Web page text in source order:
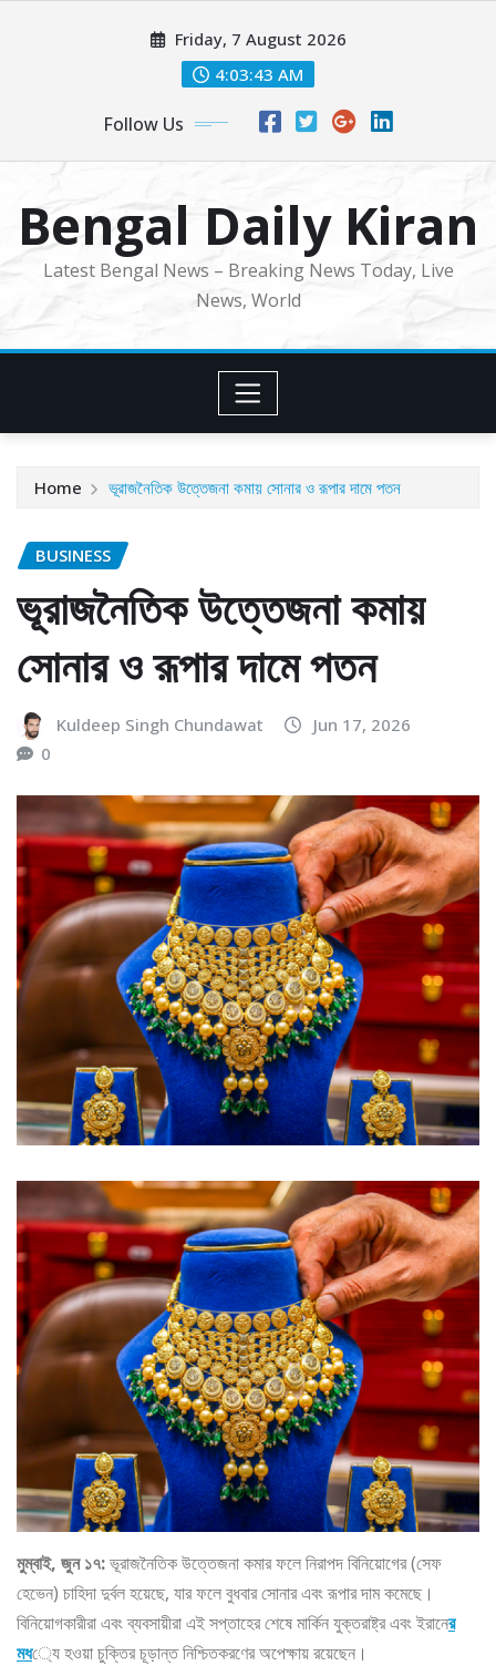
Friday, 7 August 2026
4:03:45 AM
Follow Us
Bengal Daily Kiran
Latest Bengal News – Breaking News Today, Live
News, World
Home ভূরাজনৈতিক উত্তেজনা কমায় সোনার ও রূপার দামে পতন
BUSINESS
ভূরাজনৈতিক উত্তেজনা কমায়
সোনার ও রূপার দামে পতন
Kuldeep Singh Chundawat
Jun 17, 2026
0
মুম্বাই, জুন ১৭:ভূরাজনৈতিক উত্তেজনা কমার ফলে নিরাপদ বিনিয়োগের (সেফ
হেভেন) চাহিদা দুর্বল হয়েছে, যার ফলে বুধবার সোনার এবং রূপার দাম কমেছে।
বিনিয়োগকারীরা এবং ব্যবসায়ীরা এই সপ্তাহের শেষে মার্কিন যুক্তরাষ্ট্র এবং ইরানের
মধ্যে হওয়া চুক্তির চূড়ান্ত নিশ্চিতকরণের অপেক্ষায় রয়েছেন।